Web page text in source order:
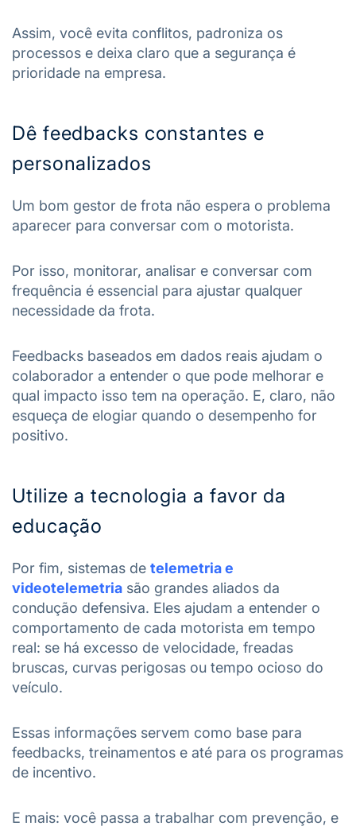
Assim, você evita conflitos, padroniza os
processos e deixa claro que a segurança é
prioridade na empresa.
Dê feedbacks constantes e
personalizados
Um bom gestor de frota não espera o problema
aparecer para conversar com o motorista.
Por isso, monitorar, analisar e conversar com
frequência é essencial para ajustar qualquer
necessidade da frota.
Feedbacks baseados em dados reais ajudam o
colaborador a entender o que pode melhorar e
qual impacto isso tem na operação. E, claro, não
esqueça de elogiar quando o desempenho for
positivo.
Utilize a tecnologia a favor da
educação
Por fim, sistemas de telemetria e
videotelemetria são grandes aliados da
condução defensiva. Eles ajudam a entender o
comportamento de cada motorista em tempo
real: se há excesso de velocidade, freadas
bruscas, curvas perigosas ou tempo ocioso do
veículo.
Essas informações servem como base para
feedbacks, treinamentos e até para os programas
de incentivo.
E mais: você passa a trabalhar com prevenção, e